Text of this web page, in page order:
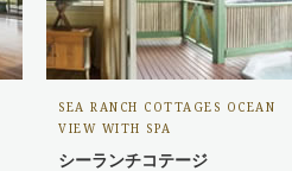
SEA RANCH COTTAGES OCEAN
VIEW WITH SPA
シーランチコテージ